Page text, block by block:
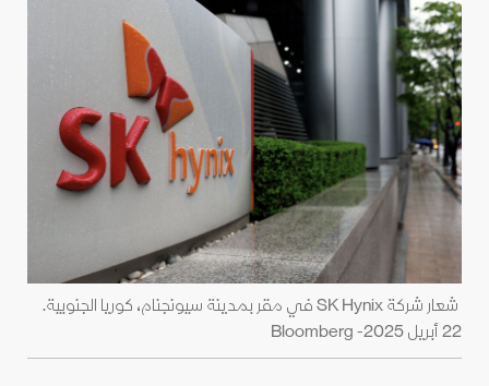
شعار شركة SK Hynix في مقر بمدينة سيونجنام، كوريا الجنوبية.
22 أبريل 2025- Bloomberg